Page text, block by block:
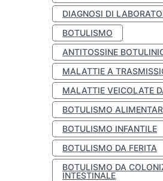
DIAGNOSI DI
BOTULISMO
ANTITOSSINE
MALATTIE A
MALATTIE VEICOLATE
BOTULISMO
BOTULISMO INFANTILE
BOTULISMO DA FERITA
BOTULISMO DA
INTESTINALE